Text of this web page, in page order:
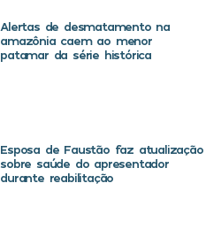
Alertas de desmatamento na
amazônia caem ao menor
patamar da série histórica
Esposa de Faustão faz atualização
sobre saúde do apresentador
durante reabilitação